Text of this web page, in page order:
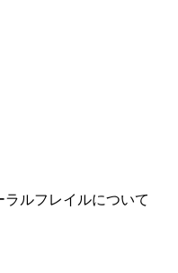
ルフレイルについて